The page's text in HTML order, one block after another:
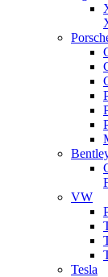
VW
Tesla